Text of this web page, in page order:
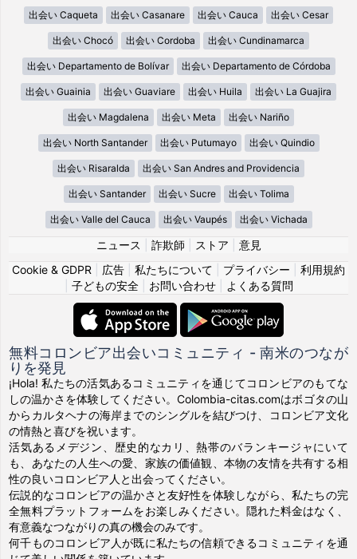
出会い Caqueta 出会い Casanare 出会い Cauca 出会い Cesar
出会い Chocó 出会い Cordoba 出会い Cundinamarca
出会い Departamento de Bolívar 出会い Departamento de Córdoba
出会い Guainia 出会い Guaviare 出会い Huila 出会い La Guajira
出会い Magdalena 出会い Meta 出会い Nariño
出会い North Santander 出会い Putumayo 出会い Quindio
出会い Risaralda 出会い San Andres and Providencia
出会い Santander 出会い Sucre 出会い Tolima
出会い Valle del Cauca 出会い Vaupés 出会い Vichada
ニュース 詐欺師 ストア
意見
Cookie & GDPR
広告 私たちについて プライバシー
利用規約
子どもの安全| お問い合わせ| よくある質問
無料コロンビア出会いコミュニティ - 南米のつなが
りを発見
¡Hola! 私たちの活気あるコミュニティを通じてコロンビアのもてな
しの温かさを体験してください。Colombia-citas.comはボゴタの山
からカルタヘナの海岸までのシングルを結びつけ、コロンビア文化
の情熱と喜びを祝います。
活気あるメデジン、歴史的なカリ、熱帯のバランキージャにいて
も、あなたの人生への愛、家族の価値観、本物の友情を共有する相
性の良いコロンビア人と出会ってください。
伝説的なコロンビアの温かさと友好性を体験しながら、私たちの完
全無料プラットフォームをお楽しみください。隠れた料金はなく、
有意義なつながりの真の機会のみです。
何千ものコロンビア人が既に私たちの信頼できるコミュニティを通